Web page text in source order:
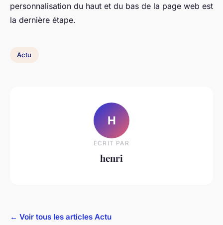
personnalisation du haut et du bas de la page web est
la dernière étape.
Actu
H
ECRIT PAR
henri
← Voir tous les articles Actu